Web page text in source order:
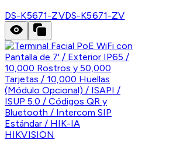
DS-K5671-ZVDS-K5671-ZV
HIKVISION